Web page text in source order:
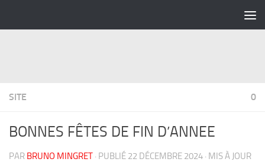
SITE 0
BONNES FÊTES DE FIN D’ANNEE
PAR BRUNO MINGRET · PUBLIÉ 22 DÉCEMBRE 2024 · MIS À JOUR